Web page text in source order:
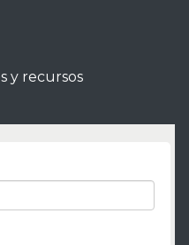
y recursos